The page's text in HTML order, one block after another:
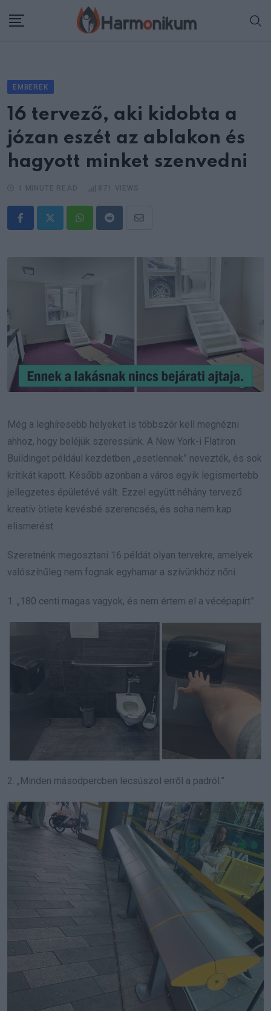
EMBEREK
16 tervező, aki kidobta a
józan eszét az ablakon és
hagyott minket szenvedni
WhatsappRedditShare
Email
Még a leghíresebb helyeket is többször kell megnézni
ahhoz, hogy beléjük szeressünk. A New York-i Flatiron
Buildinget például kezdetben „esetlennek” nevezték, és sok
kritikát kapott. Később azonban a város egyik legismertebb
jellegzetes épületévé vált. Ezzel együtt néhány tervező
kreatív ötlete kevésbé szerencsés, és soha nem kap
elismerést.
Szeretnénk megosztani 16 példát olyan tervekre, amelyek
valószínűleg nem fognak egyhamar a szívünkhöz nőni.
1. „180 centi magas vagyok, és nem értem el a vécépapírt”.
2. „Minden másodpercben lecsúszol erről a padról.”